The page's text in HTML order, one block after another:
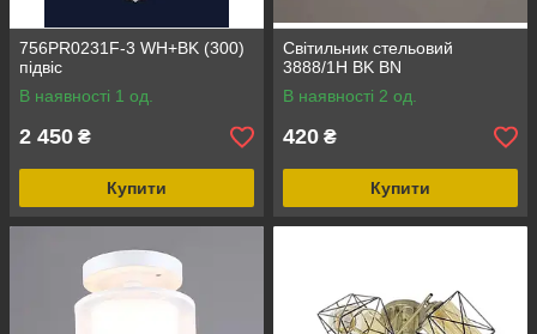
756PR0231F-3 WH+BK (300)
підвіс
В наявності 1 од.
2 450 ₴
Купити
Світильник стельовий
3888/1H BK BN
В наявності 2 од.
420 ₴
Купити